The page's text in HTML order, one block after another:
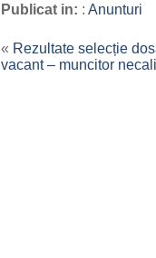
Publicat in: :Anunturi
« Rezultate selecție
vacant – muncitor